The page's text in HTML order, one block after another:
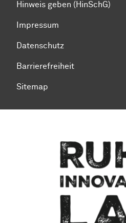
Hinweis geben (HinSchG)
Impressum
Datenschutz
Barrierefreiheit
Sitemap